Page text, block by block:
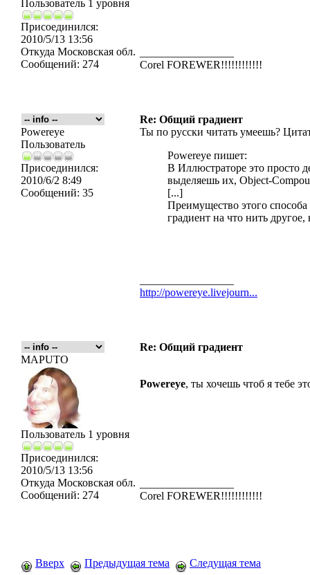
Пользователь 1 уровня
Присоединился:
2010/5/13 13:56
Откуда Московская обл.
Сообщений: 274
Corel FOREWER!!!!!!!!!!!!
Re: Общий градиент
Powereye
Пользователь
Присоединился:
2010/6/2 8:49
Сообщений: 35
Ты по русски читать умеешь?
Powereye пишет:
В Иллюстраторе это просто
выделяешь их, Object-
[...]
Преимущество этого
градиент на что нить
http://powereye.livejourn...
Re: Общий градиент
MAPUTO
Пользователь 1 уровня
Присоединился:
2010/5/13 13:56
Откуда Московская обл.
Сообщений: 274
Powereye, ты хочешь чтоб я тебе
Corel FOREWER!!!!!!!!!!!!
Вверх Предыдущая тема Следущая тема